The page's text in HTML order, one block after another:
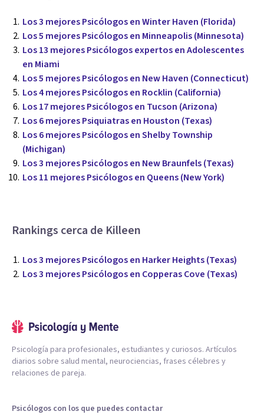
Los 3 mejores Psicólogos en Winter Haven (Florida)
Los 5 mejores Psicólogos en Minneapolis (Minnesota)
Los 13 mejores Psicólogos expertos en Adolescentes
en Miami
Los 5 mejores Psicólogos en New Haven (Connecticut)
Los 4 mejores Psicólogos en Rocklin (California)
Los 17 mejores Psicólogos en Tucson (Arizona)
Los 6 mejores Psiquiatras en Houston (Texas)
Los 6 mejores Psicólogos en Shelby Township
(Michigan)
Los 3 mejores Psicólogos en New Braunfels (Texas)
Los 11 mejores Psicólogos en Queens (New York)
Rankings cerca de Killeen
Los 3 mejores Psicólogos en Harker Heights (Texas)
Los 3 mejores Psicólogos en Copperas Cove (Texas)
Psicología para profesionales, estudiantes y curiosos. Artículos
diarios sobre salud mental, neurociencias, frases célebres y
relaciones de pareja.
Psicólogos con los que puedes contactar